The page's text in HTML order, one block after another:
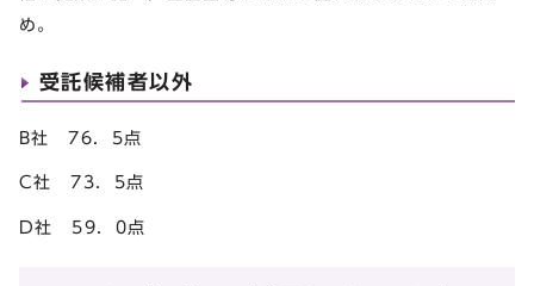
め。
受託候補者以外
B社 76．5点
C社 73．5点
D社 59．0点